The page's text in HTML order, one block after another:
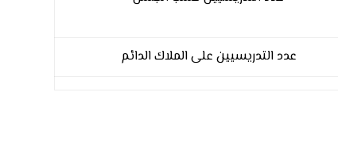
عدد التدريسيين على الملاك الدائم